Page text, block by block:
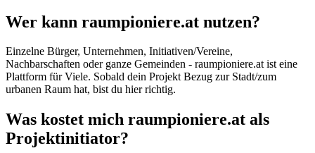
Wer kann raumpioniere.at nutzen?
Einzelne Bürger, Unternehmen, Initiativen/Vereine,
Nachbarschaften oder ganze Gemeinden - raumpioniere.at ist eine
Plattform für Viele. Sobald dein Projekt Bezug zur Stadt/zum
urbanen Raum hat, bist du hier richtig.
Was kostet mich raumpioniere.at als
Projektinitiator?